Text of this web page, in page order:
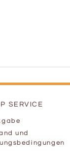
SERVICE
und